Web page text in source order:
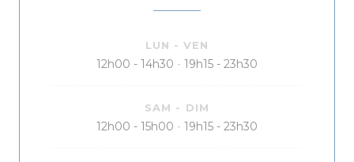
LUN -VEN
12h00 - 14h30 • 19h15 - 23h30
SAM - DIM
12h00 - 15h00 • 19h15 - 23h30